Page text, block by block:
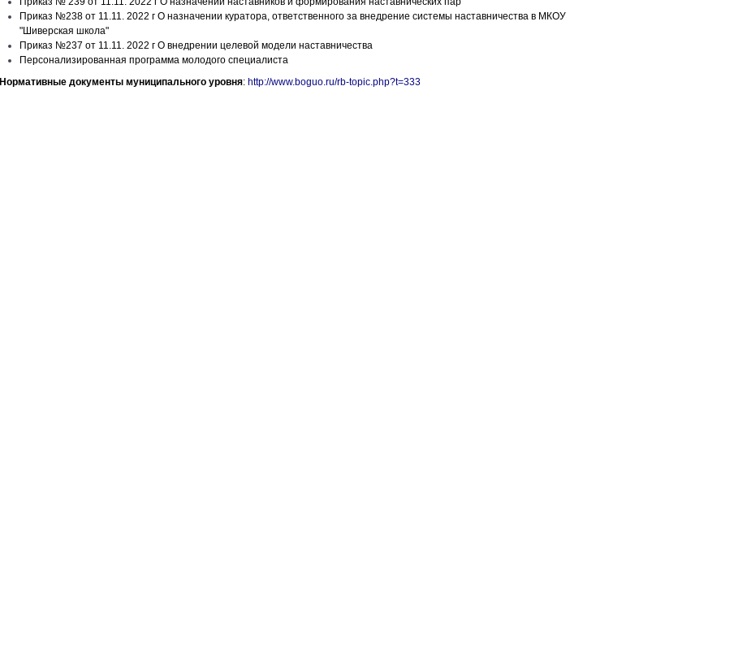
Приказ №238 от 11.11. 2022 г О назначении куратора, ответственного за внедрение системы наставничества в МКОУ
"Шиверская школа"
Приказ №237 от 11.11. 2022 г О внедрении целевой модели наставничества
Персонализированная программа молодого специалиста
Нормативные документы муниципального уровня: http://www.boguo.ru/rb-topic.php?t=333